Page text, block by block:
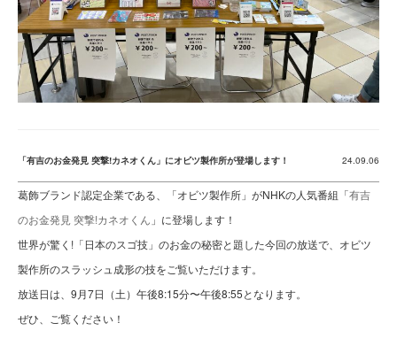
「有吉のお金発見 突撃!カネオくん」にオビツ製作所が登場します！ 24.09.06
葛飾ブランド認定企業である、「オビツ製作所」がNHKの人気番組「有吉
のお金発見 突撃!カネオくん 」に登場します！
世界が驚く!「日本のスゴ技」のお金の秘密と題した今回の放送で、オビツ
製作所のスラッシュ成形の技をご覧いただけます。
放送日は、9月7日（土）午後8:15分〜午後8:55となります。
ぜひ、ご覧ください！